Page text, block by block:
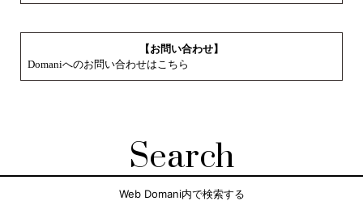
【お問い合わせ】
Domaniへのお問い合わせはこちら
Search
Web Domani内で検索する